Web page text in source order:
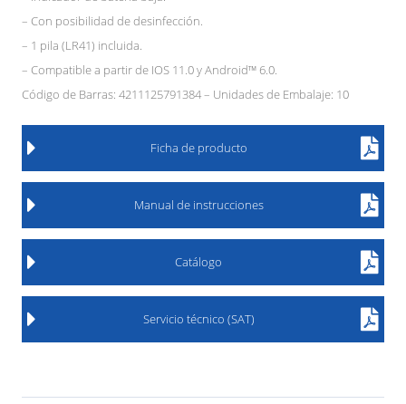
– Con posibilidad de desinfección.
– 1 pila (LR41) incluida.
– Compatible a partir de IOS 11.0 y Android™ 6.0.
Código de Barras: 4211125791384 – Unidades de Embalaje: 10
Ficha de producto
Manual de instrucciones
Catálogo
Servicio técnico (SAT)